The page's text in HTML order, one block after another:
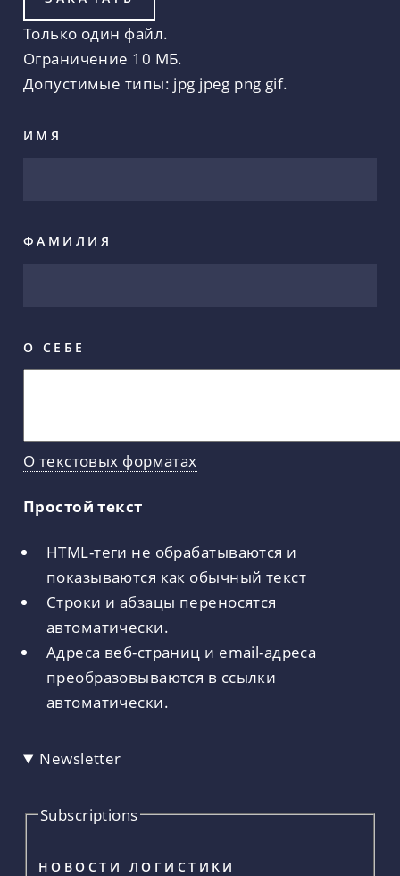
Только один файл.
Ограничение 10 МБ.
Допустимые типы: jpg jpeg png gif.
ИМЯ
ФАМИЛИЯ
О СЕБЕ
О текстовых форматах
Простой текст
HTML-теги не обрабатываются и
показываются как обычный текст
Строки и абзацы переносятся
автоматически.
Адреса веб-страниц и email-адреса
преобразовываются в ссылки
автоматически.
Newsletter
Subscriptions
НОВОСТИ ЛОГИСТИКИ